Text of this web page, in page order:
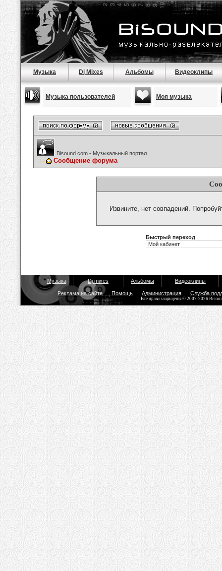
Музыка Dj Mixes Альбомы Видеоклипы
Музыка пользователей Моя музыка
Bisound.com - Музыкальный портал
Сообщение форума
Извините, нет совпадений.
Быстрый переход
Музыка Dj mixes Альбомы Видеоклипы
Реклама на сайте Помощь Администрация Служба
Все права защищены © 2007-2026